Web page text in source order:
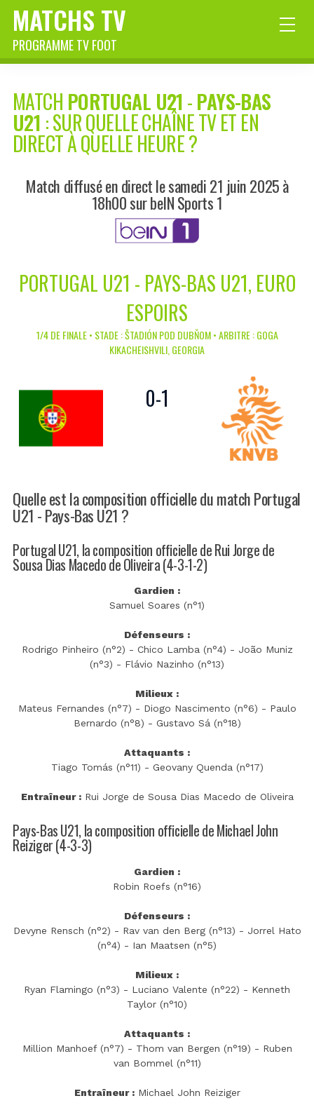
MATCHS TV
PROGRAMME TV FOOT
MATCH PORTUGAL U21-PAYS-BAS
U21 : SUR QUELLE CHAÎNE TV ET EN
DIRECT À QUELLE HEURE ?
Match diffusé en direct le samedi 21 juin 2025 à
18h00 sur beIN Sports 1
PORTUGAL U21 - PAYS-BAS U21, EURO
ESPOIRS
1/4 DE FINALE • STADE : ŠTADIÓN POD DUBŇOM • ARBITRE : GOGA
KIKACHEISHVILI, GEORGIA
0-1
Quelle est la composition officielle du match Portugal
U21 - Pays-Bas U21 ?
Portugal U21, la composition officielle de Rui Jorge de
Sousa Dias Macedo de Oliveira (4-3-1-2)
Gardien :
Samuel Soares (n°1)
Défenseurs :
Rodrigo Pinheiro (n°2) - Chico Lamba (n°4) - João Muniz
(n°3) - Flávio Nazinho (n°13)
Milieux :
Mateus Fernandes (n°7) - Diogo Nascimento (n°6) - Paulo
Bernardo (n°8) - Gustavo Sá (n°18)
Attaquants :
Tiago Tomás (n°11) - Geovany Quenda (n°17)
Entraîneur :Rui Jorge de Sousa Dias Macedo de Oliveira
Pays-Bas U21, la composition officielle de Michael John
Reiziger (4-3-3)
Gardien :
Robin Roefs (n°16)
Défenseurs :
Devyne Rensch (n°2) - Rav van den Berg (n°13) - Jorrel Hato
(n°4) - Ian Maatsen (n°5)
Milieux :
Ryan Flamingo (n°3) - Luciano Valente (n°22) - Kenneth
Taylor (n°10)
Attaquants :
Million Manhoef (n°7) - Thom van Bergen (n°19) - Ruben
van Bommel (n°11)
Entraîneur :Michael John Reiziger